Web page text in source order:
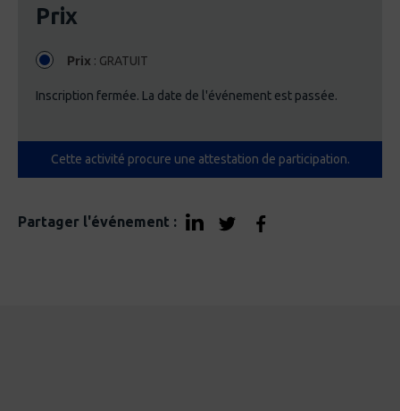
Prix
Prix : GRATUIT
Inscription fermée. La date de l'événement est passée.
Cette activité procure une attestation de participation.
Partager l'événement :